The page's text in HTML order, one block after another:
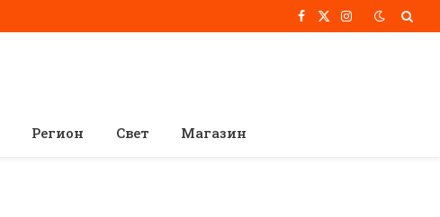
Facebook
X
Instagram
Регион Свет Магазин